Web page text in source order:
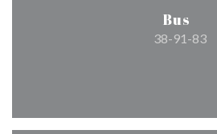
Bus
38-91-83